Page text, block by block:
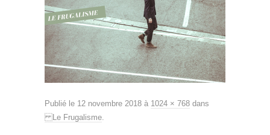
Publié le 12 novembre 2018 à 1024 × 768 dans
Le Frugalisme.